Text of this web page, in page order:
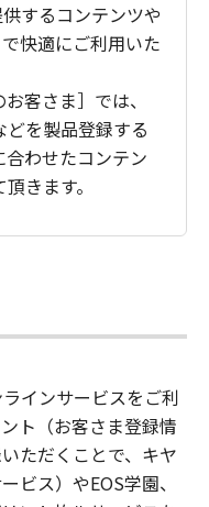
するコンテンツや
快適にご利用いた
客さま］では、
を製品登録する
わせたコンテン
きます。
インサービスをご利
ト（お客さま登録情
ただくことで、キヤ
ビス）やEOS学園、